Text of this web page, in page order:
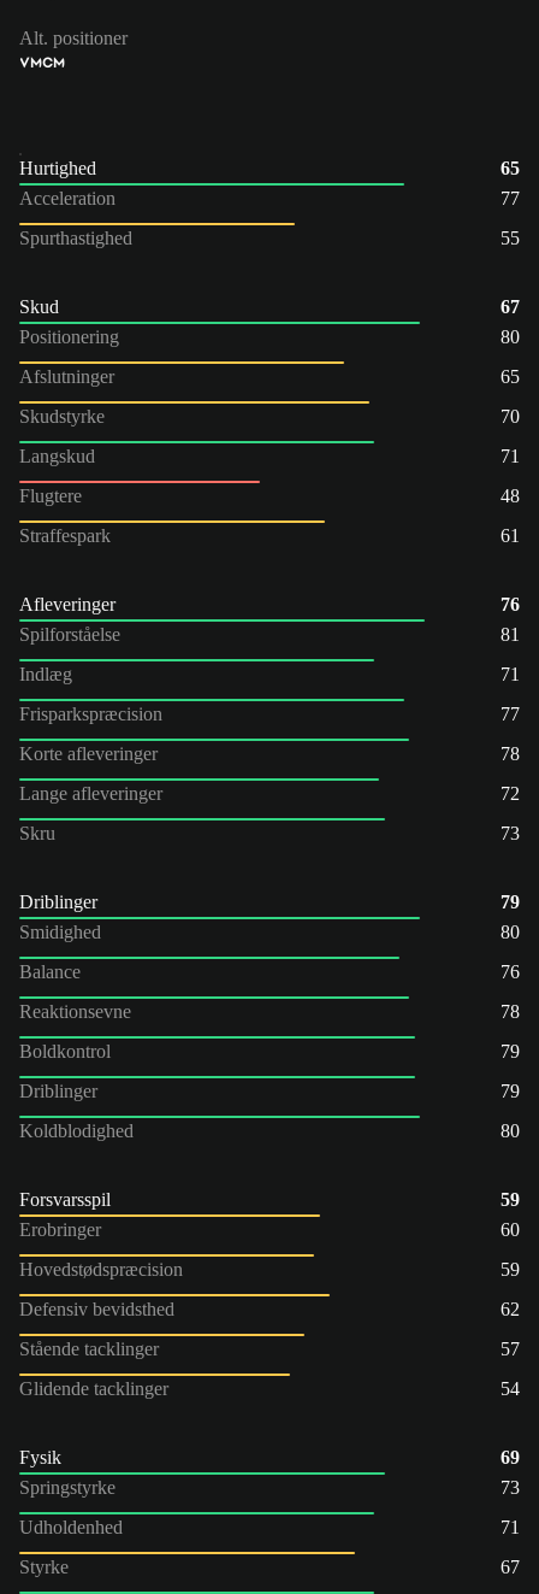
Alt. positioner
VMCM
Hurtighed
65
Acceleration
77
Spurthastighed
55
Skud
67
Positionering
80
Afslutninger
65
Skudstyrke
70
Langskud
71
Flugtere
48
Straffespark
61
Afleveringer
76
Spilforståelse
81
Indlæg
71
Frisparkspræcision
77
Korte afleveringer
78
Lange afleveringer
72
Skru
73
Driblinger
79
Smidighed
80
Balance
76
Reaktionsevne
78
Boldkontrol
79
Driblinger
79
Koldblodighed
80
Forsvarsspil
59
Erobringer
60
Hovedstødspræcision
59
Defensiv bevidsthed
62
Stående tacklinger
57
Glidende tacklinger
54
Fysik
69
Springstyrke
73
Udholdenhed
71
Styrke
67